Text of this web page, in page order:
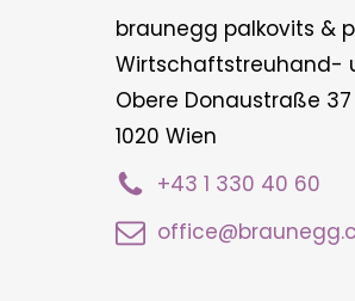
braunegg palkovits &
Wirtschaftstreuhand-
Obere Donaustraße 37
1020 Wien
+43 1 330 40 60